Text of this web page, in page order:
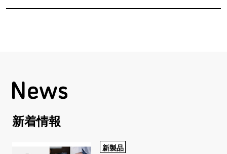
新着情報
新製品